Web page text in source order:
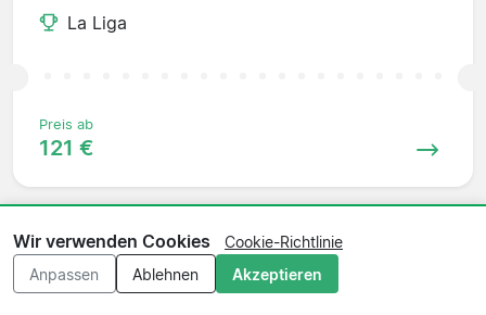
La Liga
Preis ab
121 €
Real Madrid
Barcelona
Wir verwenden Cookies
Cookie-Richtlinie
Anpassen
Ablehnen Akzeptieren